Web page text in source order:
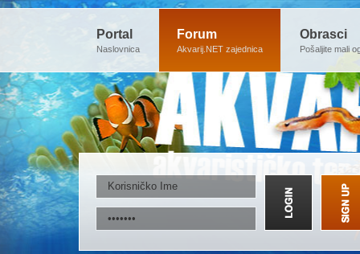
Portal
Naslovnica
Forum
Akvarij.NET zajednica
Obrasci
Pošaljite mali